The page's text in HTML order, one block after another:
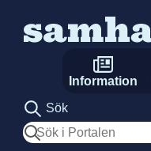
Information
Sök
Sök